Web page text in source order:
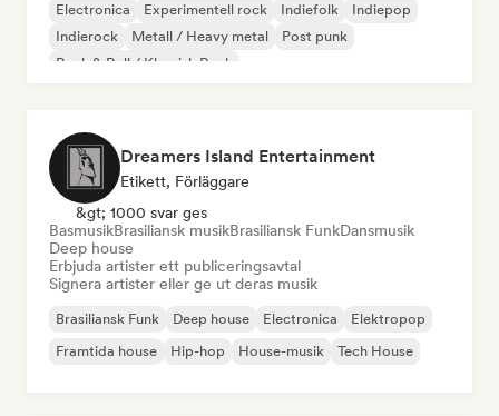
Electronica Experimentell rock Indiefolk
Indiepop
Indierock
Metall / Heavy metal
Post punk
Rock & Roll / Klassisk Rock
Dreamers Island Entertainment
Etikett, Förläggare
&gt; 1000 svar ges
BasmusikBrasiliansk musikBrasiliansk FunkDansmusik
Deep house
Erbjuda artister ett publiceringsavtal
Signera artister eller ge ut deras musik
Brasiliansk Funk Deep house Electronica
Elektropop
Framtida house
Hip-hop House-musik Tech House